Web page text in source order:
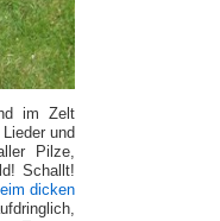
im Zelt
und
Pilze,
Schallt!
dicken